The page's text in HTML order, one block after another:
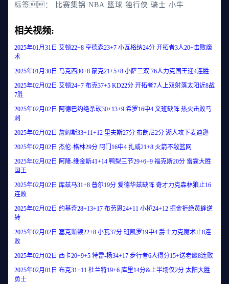
标签： 比赛集锦 NBA 篮球 独行侠 骑士 小牛
相关视频:
2025年01月31日 艾顿22+8 亨德森23+7 小瓦格纳24分 开拓者3人20+击败魔
术
2025年01月30日 马克西30+8 蒙克21+5+8 小萨三双 76人力克国王迎4连胜
2025年02月02日 艾顿24+7 布克37+5 KD22分 开拓者7人上双射落太阳近8战
7胜
2025年02月02日 阿德巴约绝杀砍30+13+9 希罗16中4 文班缺阵 热火击败马
刺
2025年02月02日 詹姆斯33+11+12 里夫斯27分 布朗尼2分 湖人攻下麦迪逊
2025年02月02日 杰伦-格林29分 阿门16中4 扎威21+8 火箭不敌篮网
2025年02月02日 阿隆-维金斯41+14 鸭梨三节29+6+9 福克斯20分 雷霆大胜
国王
2025年02月02日 库兹马31+8 普尔19分 爱德华兹缺阵 奇才力克森林狼止16
连败
2025年02月02日 约基奇28+13+17 布劳恩24+11 小桥24+12 掘金拒绝黄蜂逆
转
2025年02月02日 塞克斯顿22+8 小瓦37分 班凯罗19中4 爵士力克魔术止8连
败
2025年02月02日 西卡20+9+5 特雷-杨34+17 步行者6人得分15+送老鹰8连败
2025年02月01日 布克31+11 杜兰特19+6 库里14分&上半场仅2分 太阳大胜
勇士